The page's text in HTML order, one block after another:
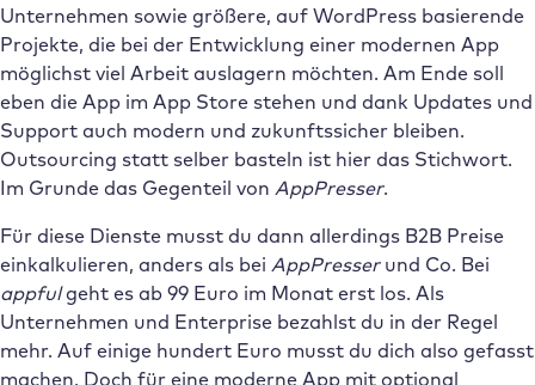
Unternehmen sowie größere, auf WordPress basierende
Projekte, die bei der Entwicklung einer modernen App
möglichst viel Arbeit auslagern möchten. Am Ende soll
eben die App im App Store stehen und dank Updates und
Support auch modern und zukunftssicher bleiben.
Outsourcing statt selber basteln ist hier das Stichwort.
Im Grunde das Gegenteil von AppPresser.
Für diese Dienste musst du dann allerdings B2B Preise
einkalkulieren, anders als bei AppPresserund Co. Bei
appfulgeht es ab 99 Euro im Monat erst los. Als
Unternehmen und Enterprise bezahlst du in der Regel
mehr. Auf einige hundert Euro musst du dich also gefasst
machen. Doch für eine moderne App mit optional